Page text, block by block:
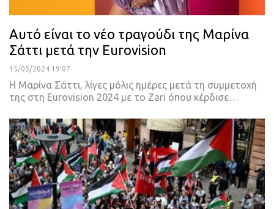
Αυτό είναι το νέο τραγούδι της Μαρίνα
Σάττι μετά την Eurovision
15/05/2024 19:07
Η Μαρίνα Σάττι, λίγες μόλις ημέρες μετά τη συμμετοχή
της στη Eurovision 2024 με το Zari όπου κέρδισε…